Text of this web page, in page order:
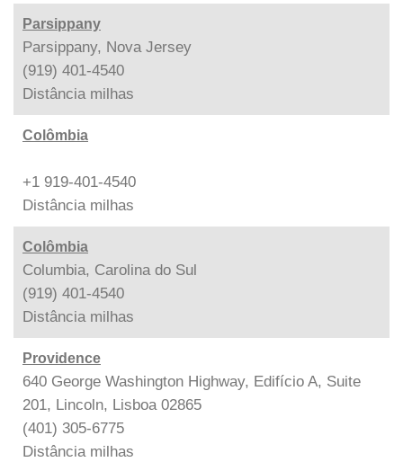
Parsippany
Parsippany, Nova Jersey
(919) 401-4540
Distância milhas
Colômbia
+1 919-401-4540
Distância milhas
Colômbia
Columbia, Carolina do Sul
(919) 401-4540
Distância milhas
Providence
640 George Washington Highway, Edifício A, Suite
201, Lincoln, Lisboa 02865
(401) 305-6775
Distância milhas